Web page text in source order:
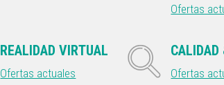
Ofertas
REALIDAD VIRTUAL
Ofertas actuales
CALIDAD
Ofertas